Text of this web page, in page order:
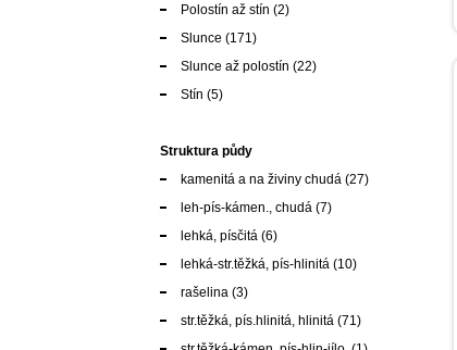
Polostín až stín (2)
Slunce (171)
Slunce až polostín (22)
Stín (5)
Struktura půdy
kamenitá a na živiny chudá (27)
leh-pís-kámen., chudá (7)
lehká, písčitá (6)
lehká-str.těžká, pís-hlinitá (10)
rašelina (3)
str.těžká, pís.hlinitá, hlinitá (71)